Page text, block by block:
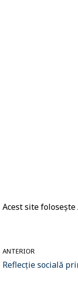
Acest site
ANTERIOR
Reflecție socială